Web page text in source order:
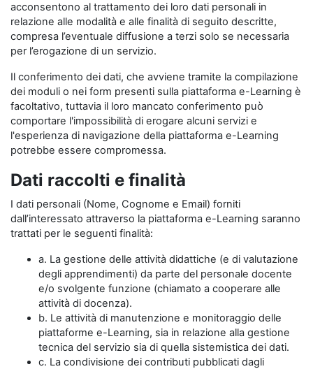
acconsentono al trattamento dei loro dati personali in
relazione alle modalità e alle finalità di seguito descritte,
compresa l’eventuale diffusione a terzi solo se necessaria
per l’erogazione di un servizio.
Il conferimento dei dati, che avviene tramite la compilazione
dei moduli o nei form presenti sulla piattaforma e-Learning è
facoltativo, tuttavia il loro mancato conferimento può
comportare l'impossibilità di erogare alcuni servizi e
l'esperienza di navigazione della piattaforma e-Learning
potrebbe essere compromessa.
Dati raccolti e finalità
I dati personali (Nome, Cognome e Email) forniti
dall’interessato attraverso la piattaforma e-Learning saranno
trattati per le seguenti finalità:
a. La gestione delle attività didattiche (e di valutazione
degli apprendimenti) da parte del personale docente
e/o svolgente funzione (chiamato a cooperare alle
attività di docenza).
b. Le attività di manutenzione e monitoraggio delle
piattaforme e-Learning, sia in relazione alla gestione
tecnica del servizio sia di quella sistemistica dei dati.
c. La condivisione dei contributi pubblicati dagli